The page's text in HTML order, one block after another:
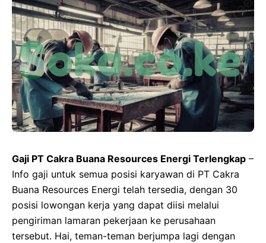
Gaji PT Cakra Buana Resources Energi Terlengkap –
Info gaji untuk semua posisi karyawan di PT Cakra
Buana Resources Energi telah tersedia, dengan 30
posisi lowongan kerja yang dapat diisi melalui
pengiriman lamaran pekerjaan ke perusahaan
tersebut. Hai, teman-teman berjumpa lagi dengan